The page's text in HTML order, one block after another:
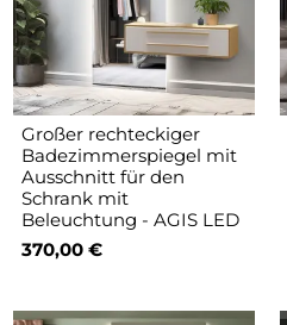
Großer rechteckiger
Badezimmerspiegel mit
Ausschnitt für den
Schrank mit
Beleuchtung - AGIS LED
370,00 €